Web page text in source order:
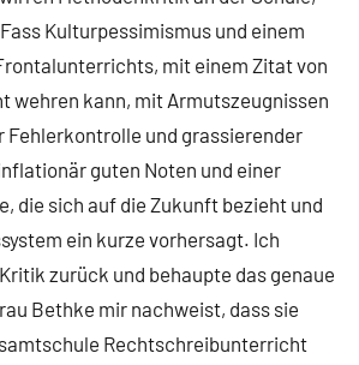
Kulturpessimismus und einem
mit einem Zitat von
wehren kann, mit Armutszeugnissen
Fehlerkontrolle und grassierender
guten Noten und einer
die sich auf die Zukunft bezieht und
ein kurze vorhersagt. Ich
zurück und behaupte das genaue
Bethke mir nachweist, dass sie
Rechtschreibunterricht